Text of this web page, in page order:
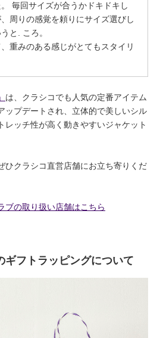
毎回サイズが合うかドキドキし
周りの感覚を頼りにサイズ選びし
と. ころ。
重みのある感じがとてもスタイリ
は、クラシコでも人気の定番アイテム
ップデートされ、立体的で美しいシル
レッチ性が高く動きやすいジャケット
ひクラシコ直営店舗にお立ち寄りくだ
の取り扱い店舗はこちら
ギフトラッピングについて